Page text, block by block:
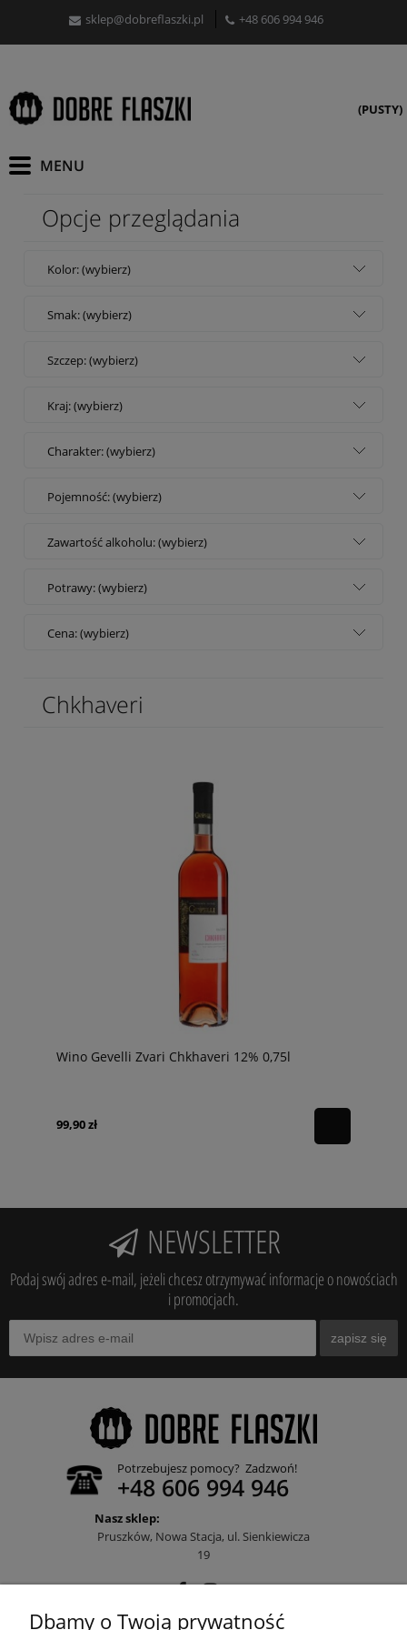
sklep@dobreflaszki.pl +48 606 994 946
(PUSTY)
Opcje przeglądania
Kolor: (wybierz)
Smak: (wybierz)
Szczep: (wybierz)
Kraj: (wybierz)
Charakter: (wybierz)
Pojemność: (wybierz)
Zawartość alkoholu: (wybierz)
Potrawy: (wybierz)
Cena: (wybierz)
Chkhaveri
Wino Gevelli Zvari Chkhaveri 12% 0,75l
99,90 zł
NEWSLETTER
Podaj swój adres e-mail, jeżeli chcesz otrzymywać informacje o nowościach
i promocjach.
zapisz się
Potrzebujesz pomocy? Zadzwoń!
+48 606 994 946
Nasz sklep:
Pruszków, Nowa Stacja, ul. Sienkiewicza
19
Dbamy o Twoją prywatność